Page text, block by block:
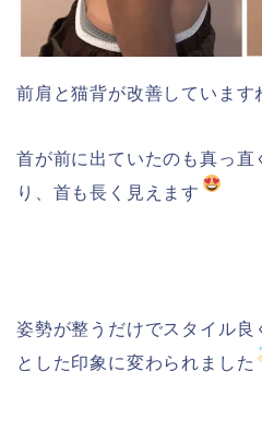
前肩と猫背が改善しています
首が前に出ていたのも真っ直
り、首も長く見えます
姿勢が整うだけでスタイル良
とした印象に変わられました